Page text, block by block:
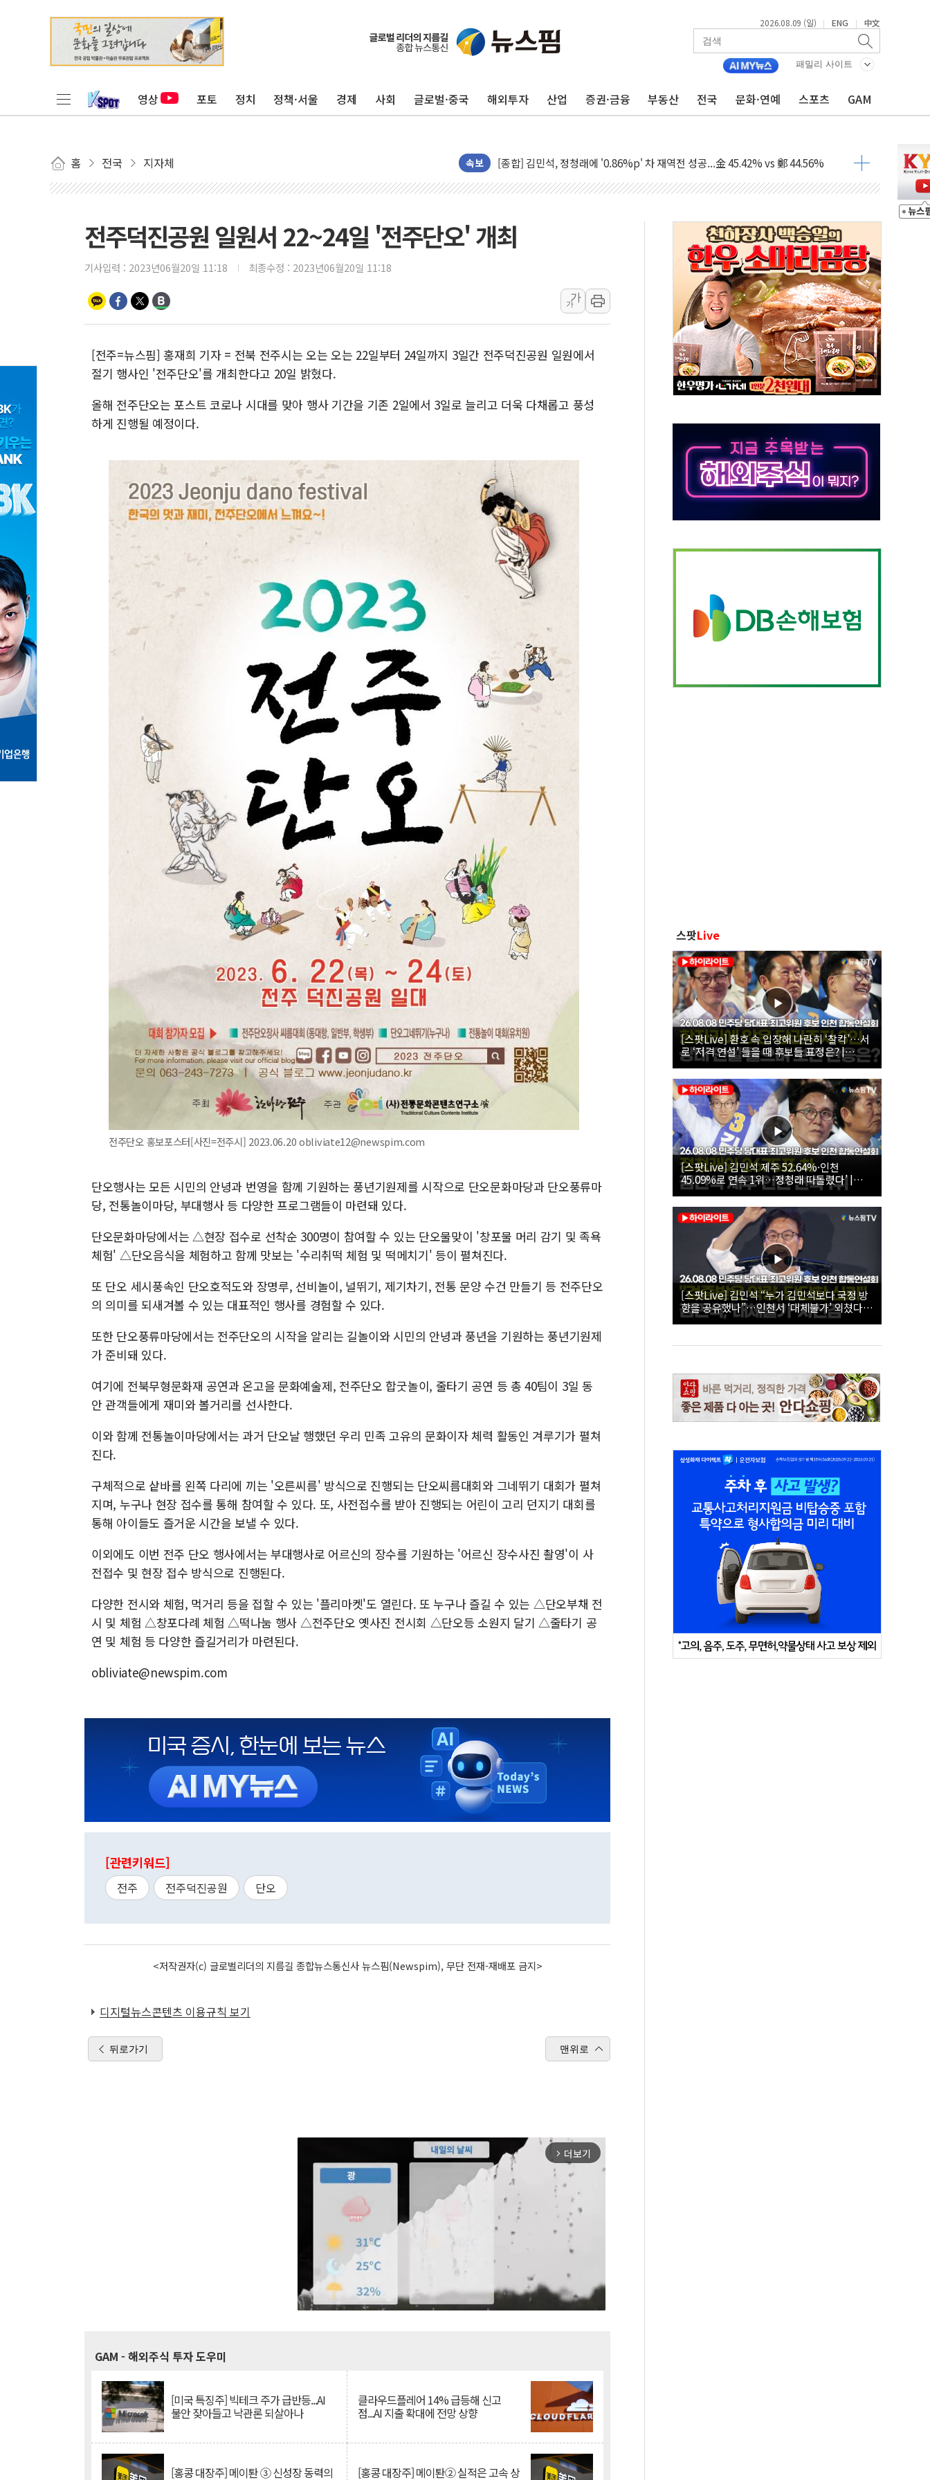
2026.08.09 (일) | ENG | 中文
패밀리 사이트
영상 포토 정치 정책·서울 경제 사회 글로벌·중국 해외투자 산업 증권·금융 부동산 전국 문화·연예 스포츠 GAM
홈 전국 지자체 속보
포항시 재난예산 40억 긴급 투입…고수온 양식장 복구·지원 '총력'
울진·영덕 '호우특보'-포항 '산사태 주의보'...경북도, 호우 피해·통제구간 없어
인천 합동연설회 나선 송영길·정청래·김민석 당대표 후보
김민석, 2주차 제주·인천 경선서 정청래에 승리...47.75% vs 42.08%
[속보] 민주, 제주·인천 경선 결과 발표...김민석 47.75% 정청래 42.08%
[속보] 민주, 인천 경선 결과 발표...김민석 45.09% 정청래 43.27% 송영길 11.63%
[속보] 민주, 제주 경선 결과 발표...김민석 52.64% 정청래 39.89% 송영길 7.47%
이번주 국내 주요 금융일정(8.10~8.14)
美, 이란전 출구전략 만지작…공습 한계·탄약 부족 현실화
강릉·동해·삼척 시간당 최대 50㎜ 폭우…강원 동해안 강한 비 이어져
폐기물 수거하다 참변…60대 환경미화원 수거차에 치여 사망
서울 중랑구 주택가서 흉기 난동…60대 남성 2명 숨져
李대통령 "결혼 때문에 손해 보는 일 없게"…'결혼 페널티' 22개 과제 손본다
여수 오동도 인근 해상서 모터보트 전복…1명 사망·1명 실종
인천 선재도 갯벌서 해루질 중 실종 60대 나흘만에 숨진 채 발견
인천서 말다툼 중 어머니 흉기 살해 10대 아들 체포
'화합' 꺼낸 김민석에 '뻔뻔' 받아친 정청래…제주 연설서 신경전 고조
전주덕진공원 일원서 22~24일 '전주단오' 개최
기사입력 : 2023년06월20일 11:18 최종수정 : 2023년06월20일 11:18
가
가
[전주=뉴스핌] 홍재희 기자 = 전북 전주시는 오는 오는 22일부터 24일까지 3일간 전주덕진공원 일원에서
절기 행사인 '전주단오'를 개최한다고 20일 밝혔다.
올해 전주단오는 포스트 코로나 시대를 맞아 행사 기간을 기존 2일에서 3일로 늘리고 더욱 다채롭고 풍성
하게 진행될 예정이다.
전주단오 홍보포스터[사진=전주시] 2023.06.20 obliviate12@newspim.com
단오행사는 모든 시민의 안녕과 번영을 함께 기원하는 풍년기원제를 시작으로 단오문화마당과 단오풍류마
당, 전통놀이마당, 부대행사 등 다양한 프로그램들이 마련돼 있다.
단오문화마당에서는 △현장 접수로 선착순 300명이 참여할 수 있는 단오물맞이 '창포물 머리 감기 및 족욕
체험' △단오음식을 체험하고 함께 맛보는 '수리취떡 체험 및 떡메치기' 등이 펼쳐진다.
또 단오 세시풍속인 단오호적도와 장명루, 선비놀이, 널뛰기, 제기차기, 전통 문양 수건 만들기 등 전주단오
의 의미를 되새겨볼 수 있는 대표적인 행사를 경험할 수 있다.
또한 단오풍류마당에서는 전주단오의 시작을 알리는 길놀이와 시민의 안녕과 풍년을 기원하는 풍년기원제
가 준비돼 있다.
여기에 전북무형문화재 공연과 온고을 문화예술제, 전주단오 합굿놀이, 줄타기 공연 등 총 40팀이 3일 동
안 관객들에게 재미와 볼거리를 선사한다.
이와 함께 전통놀이마당에서는 과거 단오날 행했던 우리 민족 고유의 문화이자 체력 활동인 겨루기가 펼쳐
진다.
구체적으로 샅바를 왼쪽 다리에 끼는 '오른씨름' 방식으로 진행되는 단오씨름대회와 그네뛰기 대회가 펼쳐
지며, 누구나 현장 접수를 통해 참여할 수 있다. 또, 사전접수를 받아 진행되는 어린이 고리 던지기 대회를
통해 아이들도 즐거운 시간을 보낼 수 있다.
이외에도 이번 전주 단오 행사에서는 부대행사로 어르신의 장수를 기원하는 '어르신 장수사진 촬영'이 사
전접수 및 현장 접수 방식으로 진행된다.
다양한 전시와 체험, 먹거리 등을 접할 수 있는 '플리마켓'도 열린다. 또 누구나 즐길 수 있는 △단오부채 전
시 및 체험 △창포다례 체험 △떡나눔 행사 △전주단오 옛사진 전시회 △단오등 소원지 달기 △줄타기 공
연 및 체험 등 다양한 즐길거리가 마련된다.
obliviate@newspim.com
[관련키워드]
전주 전주덕진공원 단오
<저작권자(c) 글로벌리더의 지름길 종합뉴스통신사 뉴스핌(Newspim), 무단 전재-재배포 금지>
디지털뉴스콘텐츠 이용규칙 보기
뒤로가기 맨위로
arrow_forward_ios 더보기
GAM - 해외주식 투자 도우미
[미국 특징주] 빅테크 주가 급반등...AI
불안 잦아들고 낙관론 되살아나
클라우드플레어 14% 급등해 신고
점...AI 지출 확대에 전망 상향
[홍콩 대장주] 메이퇀 ③ 신성장 동력의 [홍콩 대장주] 메이퇀② 실적은 고속 상
스팟Live
[스팟Live] 환호 속 입장해 나란히 ‘찰칵’…서
로 ‘저격 연설’ 들을 때 후보들 표정은? |
26.08.08 더불어민주당 당대표·최고위원 후
보 인천 합동연설회
[스팟Live] 김민석 제주 52.64%·인천
45.09%로 연속 1위…정청래 따돌렸다’ |
26.08.08 더불어민주당 당대표·최고위원 후
보 인천 합동연설회
[스팟Live] 김민석 “누가 김민석보다 국정 방
향을 공유했나”…인천서 ‘대체불가’ 외쳤다 |
26.08.08 더불어민주당 당대표·최고위원 후